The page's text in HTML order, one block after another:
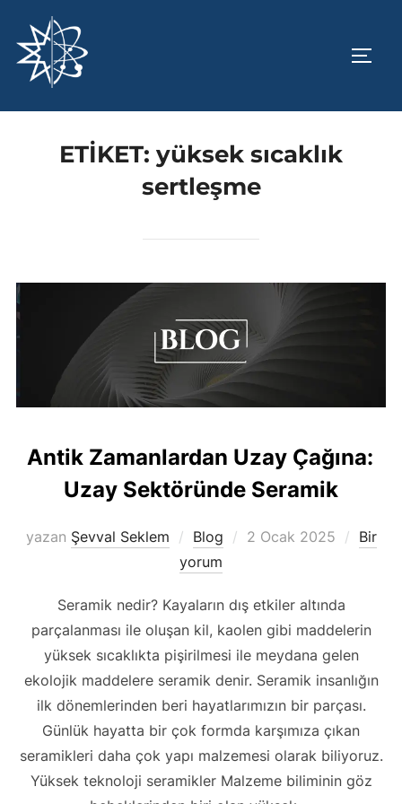
ETIKET: yüksek sıcaklık
sertleşme
Antik Zamanlardan Uzay Çağına:
Uzay Sektöründe Seramik
yazan Şevval Seklem Blog
Yayımlanma
2 Ocak 2025
Bir
yorum
Seramik nedir? Kayaların dış etkiler altında
parçalanması ile oluşan kil, kaolen gibi maddelerin
yüksek sıcaklıkta pişirilmesi ile meydana gelen
ekolojik maddelere seramik denir. Seramik insanlığın
ilk dönemlerinden beri hayatlarımızın bir parçası.
Günlük hayatta bir çok formda karşımıza çıkan
seramikleri daha çok yapı malzemesi olarak biliyoruz.
Yüksek teknoloji seramikler Malzeme biliminin göz